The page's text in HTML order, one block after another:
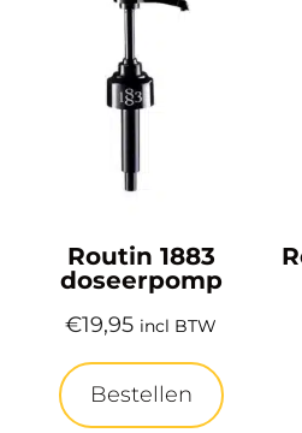
Routin 1883
doseerpomp
€19,95 incl BTW
Bestellen